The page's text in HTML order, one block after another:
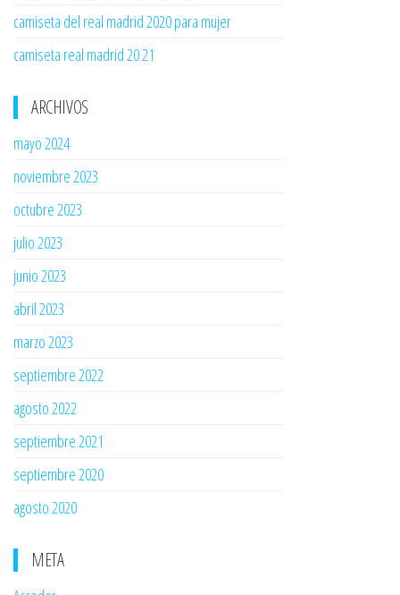
camiseta del real madrid 2020 para mujer
camiseta real madrid 20 21
ARCHIVOS
mayo 2024
noviembre 2023
octubre 2023
julio 2023
junio 2023
abril 2023
marzo 2023
septiembre 2022
agosto 2022
septiembre 2021
septiembre 2020
agosto 2020
META